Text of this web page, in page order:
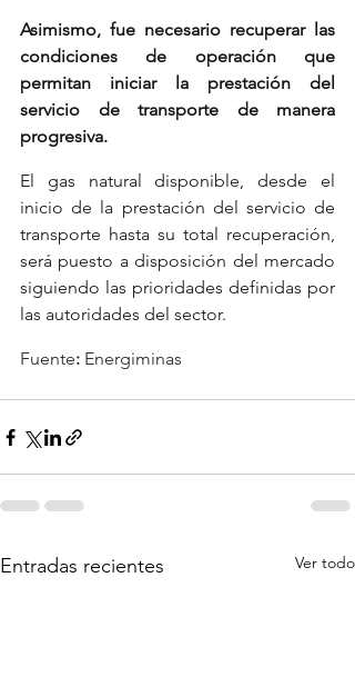
Asimismo, fue necesario recuperar las
condiciones de operación que
permitan iniciar la prestación del
servicio de transporte de manera
progresiva.
El gas natural disponible, desde el
inicio de la prestación del servicio de
transporte hasta su total recuperación,
será puesto a disposición del mercado
siguiendo las prioridades definidas por
las autoridades del sector.
Fuente: Energiminas
Entradas recientes Ver todo